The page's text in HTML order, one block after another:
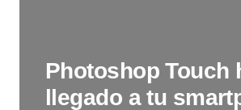
Photoshop Touch
llegado a tu